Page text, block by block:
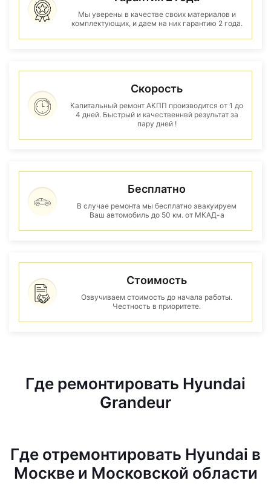
Мы уверены в качестве своих материалов и
комплектующих, и даем на них гарантию 2 года.
Скорость
Капитальный ремонт АКПП производится от 1 до
4 дней. Быстрый и качественнвй результат за
пару дней !
Бесплатно
В случае ремонта мы бесплатно эвакуируем
Ваш автомобиль до 50 км. от МКАД-а
Стоимость
Озвучиваем стоимость до начала работы.
Честность в приоритете.
Где ремонтировать Hyundai
Grandeur
Где отремонтировать Hyundai в
Москве и Московской области